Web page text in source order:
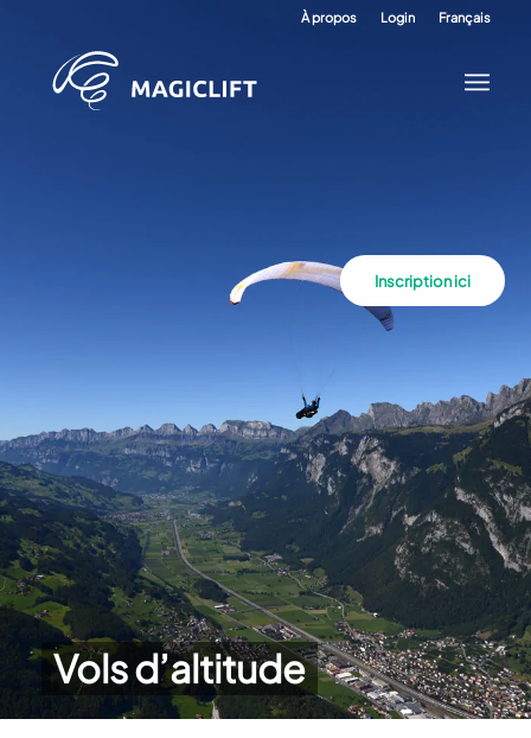
À propos Login Français
Vols d’altitude
Inscription ici